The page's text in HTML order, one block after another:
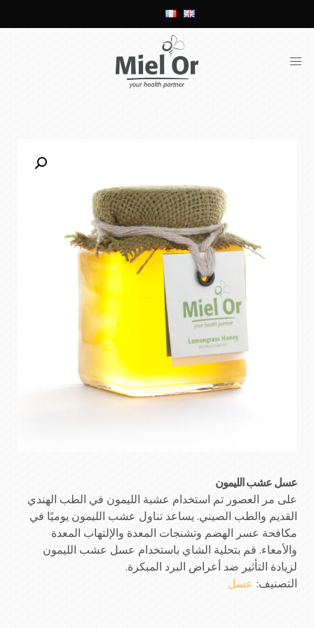
عسل عشب الليمون
على مر العصور تم استخدام عشبة الليمون في الطب الهندي
القديم والطب الصيني. يساعد تناول عشب الليمون يوميًا في
مكافحة عسر الهضم وتشنجات المعدة والإلتهاب المعدة
والأمعاء. قم بتحلية الشاي باستخدام عسل عشب الليمون
لزيادة التأثير ضد أعراض البرد المبكرة.
التصنيف: عسل